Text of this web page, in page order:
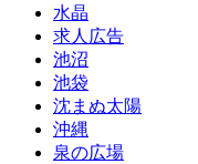
水晶
求人広告
池沼
池袋
沈まぬ太陽
沖縄
泉の広場